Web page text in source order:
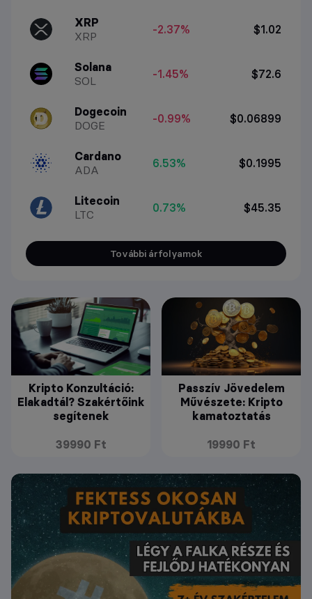
XRP
XRP
-2.37% $1.02
Solana
SOL
-1.45% $72.6
Dogecoin
DOGE
-0.99% $0.06899
Cardano
ADA
6.53% $0.1995
Litecoin
LTC
0.73% $45.35
További árfolyamok
Kripto Konzultáció:
Elakadtál? Szakértőink
segítenek
39990 Ft
Passzív Jövedelem
Művészete: Kripto
kamatoztatás
19990 Ft